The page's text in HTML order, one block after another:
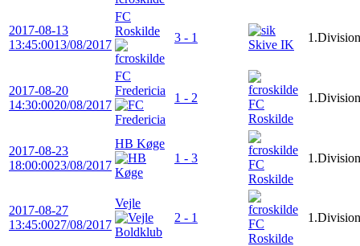
2017-08-13
13:45:0013/08/2017
FC
Roskilde
3 - 1
Skive IK
1.Division
2017-08-20
14:30:0020/08/2017
FC
Fredericia
1 - 2
FC
Roskilde
1.Division
2017-08-23
18:00:0023/08/2017
HB Køge
1 - 3
FC
Roskilde
1.Division
2017-08-27
13:45:0027/08/2017
Vejle
2 - 1
FC
Roskilde
1.Division